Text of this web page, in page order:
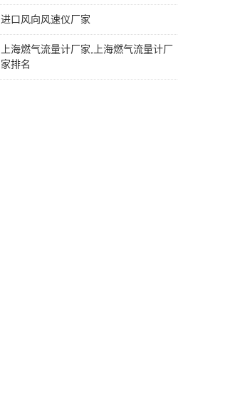
进口风向风速仪厂家
上海燃气流量计厂家,上海燃气流量计厂
家排名